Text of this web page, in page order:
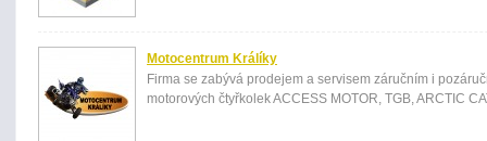
Motocentrum Králíky
Firma se zabývá prodejem a servisem záručním i
motorových čtyřkolek ACCESS MOTOR, TGB, ARCTIC